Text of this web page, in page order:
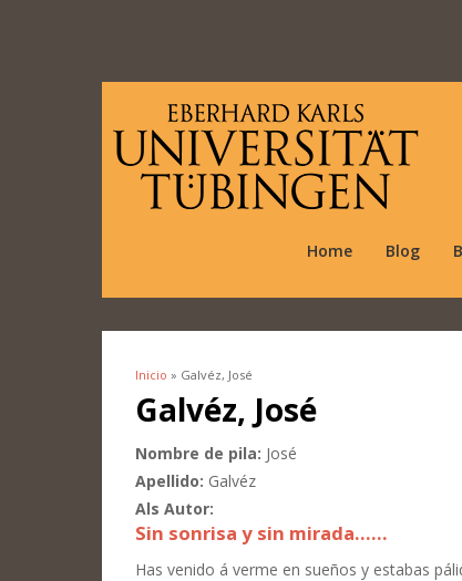
Home Blog
Se encuentra usted aquí
Inicio » Galvéz, José
Galvéz, José
Nombre de pila: José
Apellido: Galvéz
Als Autor:
Sin sonrisa y sin mirada......
Has venido á verme en sueños y estabas